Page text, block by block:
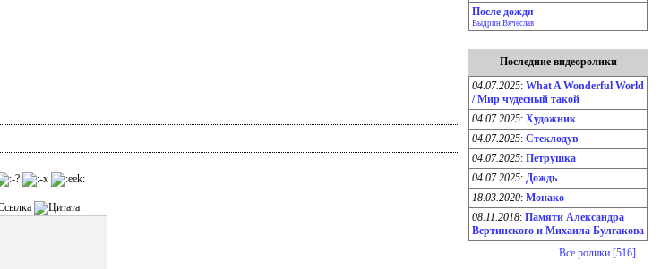
После дождя
Выдрин Вячеслав
Последние видеоролики
04.07.2025: What A Wonderful World
/ Мир чудесный такой
04.07.2025: Художник
04.07.2025: Стеклодув
04.07.2025: Петрушка
04.07.2025: Дождь
18.03.2020: Монако
08.11.2018: Памяти Александра
Вертинского и Михаила Булгакова
Все ролики [516] ...